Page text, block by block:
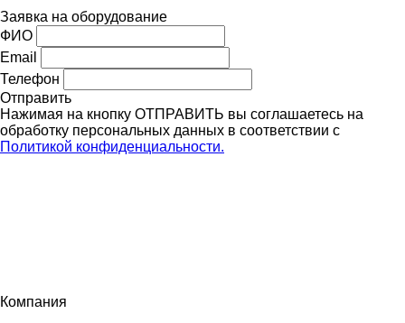
Заявка на оборудование
ФИО
Email
Телефон
Отправить
Нажимая на кнопку ОТПРАВИТЬ вы соглашаетесь на
обработку персональных данных в соответствии с
Политикой конфиденциальности.
Компания